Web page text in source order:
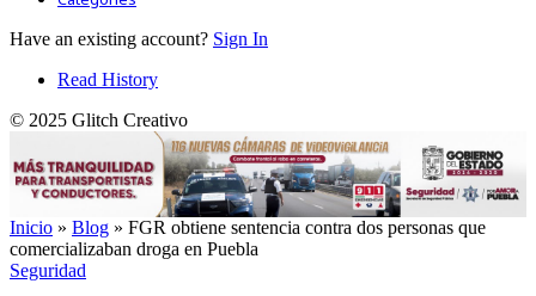
Have an existing account? Sign In
Read History
© 2025 Glitch Creativo
Inicio » Blog » FGR obtiene sentencia contra dos personas que
comercializaban droga en Puebla
Seguridad